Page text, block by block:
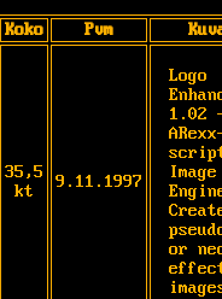
Koko Pvm
35,5
kt
9.11.1997
Logo
1.02
Image
or